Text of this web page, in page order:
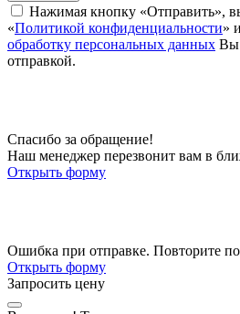
Нажимая кнопку «Отправить»,
«Политикой конфиденциальности»
обработку персональных данных Вы
отправкой.
Спасибо за обращение!
Наш менеджер перезвонит вам в
Открыть форму
Ошибка при отправке. Повторите
Открыть форму
Запросить цену